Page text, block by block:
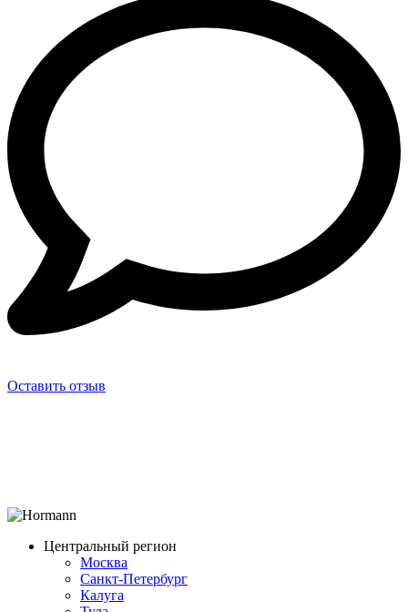
Оставить отзыв
Центральный регион
Москва
Санкт-Петербург
Калуга